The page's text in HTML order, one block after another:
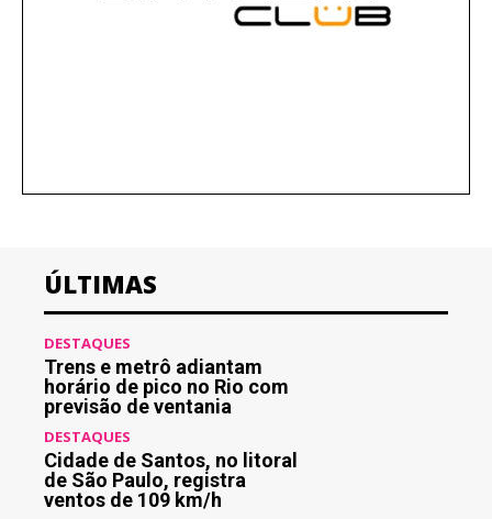
ÚLTIMAS
DESTAQUES
Trens e metrô adiantam
horário de pico no Rio com
previsão de ventania
DESTAQUES
Cidade de Santos, no litoral
de São Paulo, registra
ventos de 109 km/h